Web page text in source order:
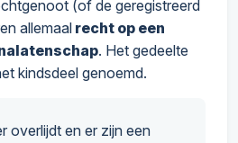
(of de geregistreerd
allemaal recht op een
. Het gedeelte
kindsdeel genoemd.
overlijdt en er zijn een